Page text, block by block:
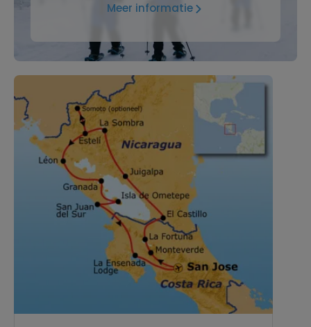
Meer informatie